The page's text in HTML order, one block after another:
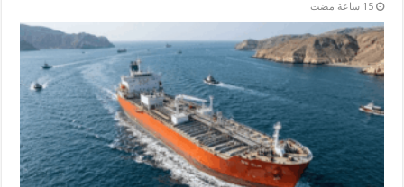
‏15 ساعة مضت